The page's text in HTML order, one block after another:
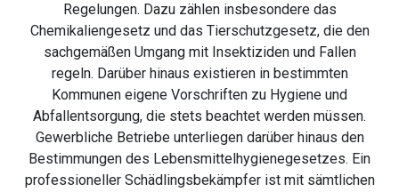
Regelungen. Dazu zählen insbesondere das
Chemikaliengesetz und das Tierschutzgesetz, die den
sachgemäßen Umgang mit Insektiziden und Fallen
regeln. Darüber hinaus existieren in bestimmten
Kommunen eigene Vorschriften zu Hygiene und
Abfallentsorgung, die stets beachtet werden müssen.
Gewerbliche Betriebe unterliegen darüber hinaus den
Bestimmungen des Lebensmittelhygienegesetzes. Ein
professioneller Schädlingsbekämpfer ist mit sämtlichen